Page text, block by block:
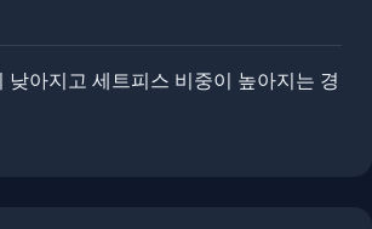
아지고 세트피스 비중이 높아지는 경